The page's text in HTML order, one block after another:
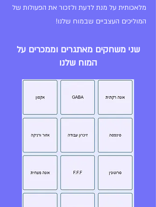
מלאכותית על מנת לדעת ולזכור את הפעולות של
המוליכים העצביים שבמוח שלנו!
שני משחקים מאתגרים וממכרים על
המוח שלנו